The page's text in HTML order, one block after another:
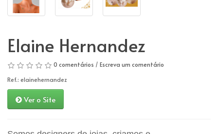
Elaine Hernandez
0 comentários / Escreva um comentário
Ref.: elainehernandez
Ver o Site